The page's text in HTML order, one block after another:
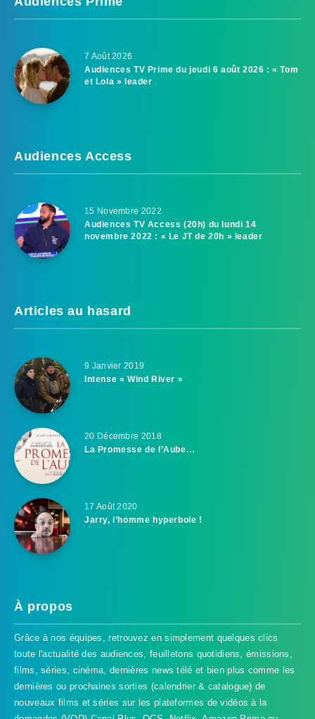
7 Août 2026
Audiences TV Prime du jeudi 6 août 2026 : « Tom
et Lola » leader
Audiences Access
15 Novembre 2022
Audiences TV Access (20h) du lundi 14
novembre 2022 : « Le JT de 20h » leader
Articles au hasard
9 Janvier 2019
Intense « Wind River »
20 Décembre 2018
La Promesse de l’Aube…
17 Août 2020
Jarry, l’homme hyperbole !
À propos
Grâce à nos équipes, retrouvez en simplement quelques clics
toute l'actualité des audiences, feuilletons quotidiens, émissions,
films, séries, cinéma, dernières news télé et bien plus comme les
dernières ou prochaines sorties (calendrier & catalogue) de
nouveaux films et séries sur les plateformes de vidéos à la